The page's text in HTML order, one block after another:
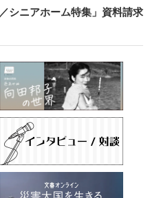
シニアホーム特集」資料請求